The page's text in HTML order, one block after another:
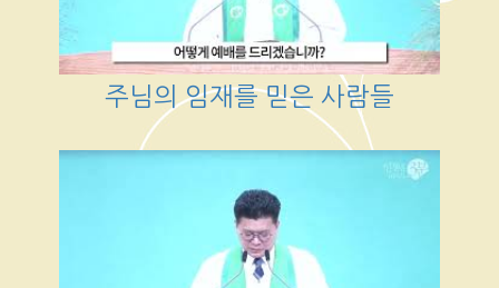
주님의 임재를 믿은 사람들